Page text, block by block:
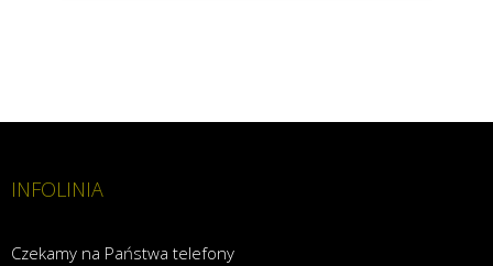
INFOLINIA
Czekamy na Państwa telefony